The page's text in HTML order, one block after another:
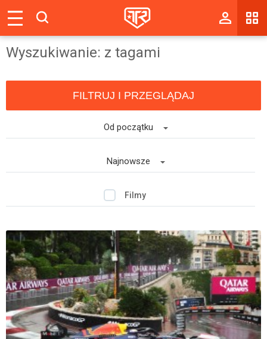
Tablica
Wyniki
Blogi
Galerie
Zaloguj się
Załóż konto
Wyszukiwanie: z tagami
FILTRUJ I PRZEGLĄDAJ
Od początku
Najnowsze
Filmy